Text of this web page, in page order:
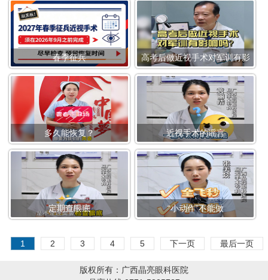
春季征兵
高考后做近视手术对军训有影
响吗？
多久能恢复？ 近视手术的谣言
定期查眼底 “小动作”不能做
1 2 3 4 5 下一页 最后一页
版权所有：广西晶亮眼科医院